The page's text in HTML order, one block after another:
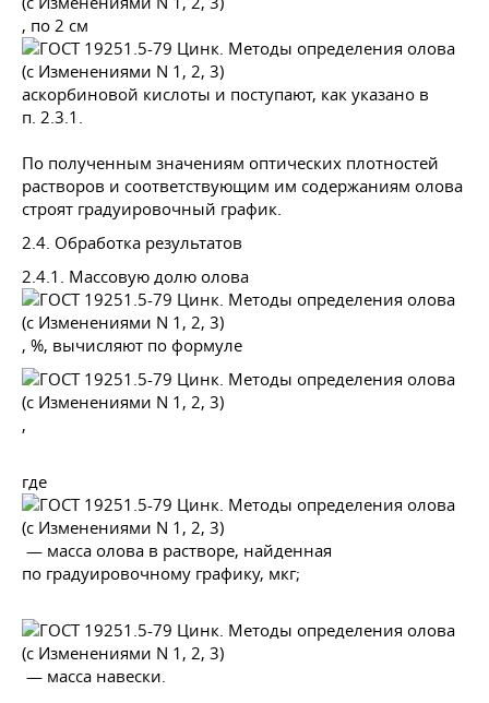
, по 2 см
аскорбиновой кислоты и поступают, как указано в
п. 2.3.1.
По полученным значениям оптических плотностей
растворов и соответствующим им содержаниям олова
строят градуировочный график.
2.4. Обработка результатов
2.4.1. Массовую долю олова
, %, вычисляют по формуле
,
где
— масса олова в растворе, найденная
по градуировочному графику, мкг;
— масса навески.